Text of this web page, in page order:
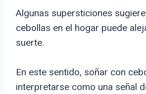
Algunas supersticiones
cebollas en el hogar puede
suerte.
En este sentido, soñar con
interpretarse como una señal